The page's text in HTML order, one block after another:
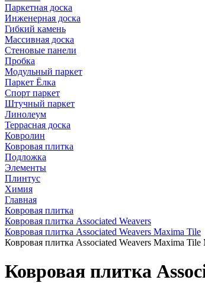
Паркетная доска
Инженерная доска
Гибкий камень
Массивная доска
Стеновые панели
Пробка
Модульный паркет
Паркет Ёлка
Спорт паркет
Штучный паркет
Линолеум
Террасная доска
Ковролин
Ковровая плитка
Подложка
Элементы
Плинтус
Химия
Главная
Ковровая плитка
Ковровая плитка Associated Weavers
Ковровая плитка Associated Weavers Maxima Tile
Ковровая плитка Associated Weavers Maxima Tile
Ковровая плитка